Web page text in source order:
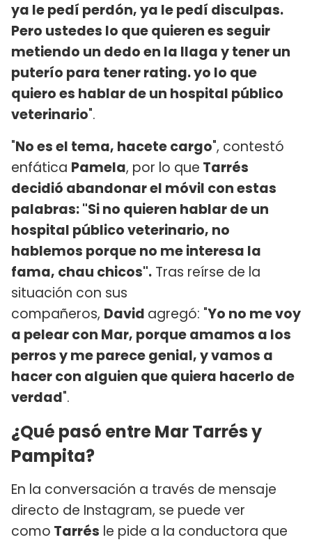
ya le pedí perdón, ya le pedí disculpas.
Pero ustedes lo que quieren es seguir
metiendo un dedo en la llaga y tener un
puterío para tener rating. yo lo que
quiero es hablar de un hospital público
veterinario".
"No es el tema, hacete cargo", contestó
enfática Pamela, por lo que Tarrés
decidió abandonar el móvil con estas
palabras: "Si no quieren hablar de un
hospital público veterinario, no
hablemos porque no me interesa la
fama, chau chicos". Tras reírse de la
situación con sus
compañeros, David agregó: "Yo no me voy
a pelear con Mar, porque amamos a los
perros y me parece genial, y vamos a
hacer con alguien que quiera hacerlo de
verdad".
¿Qué pasó entre Mar Tarrés y
Pampita?
En la conversación a través de mensaje
directo de Instagram, se puede ver
como Tarrés le pide a la conductora que